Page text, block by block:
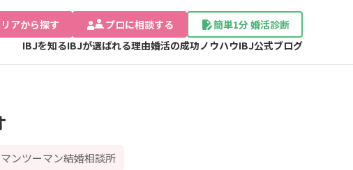
アから探す プロに相談する
簡単1分 婚活診断
IBJを知るIBJが選ばれる理由婚活の成功ノウハウIBJ公式ブログ
ンツーマン結婚相談所